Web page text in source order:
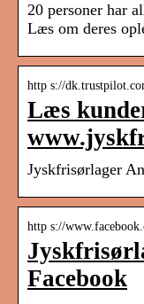
20 personer har
Læs om deres
http s://
Læs
Jyskfrisørlager
http s://
Facebook